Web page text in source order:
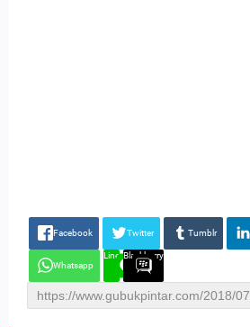
Facebook Twitter Tumblr
Whatsapp
Line Blackberry